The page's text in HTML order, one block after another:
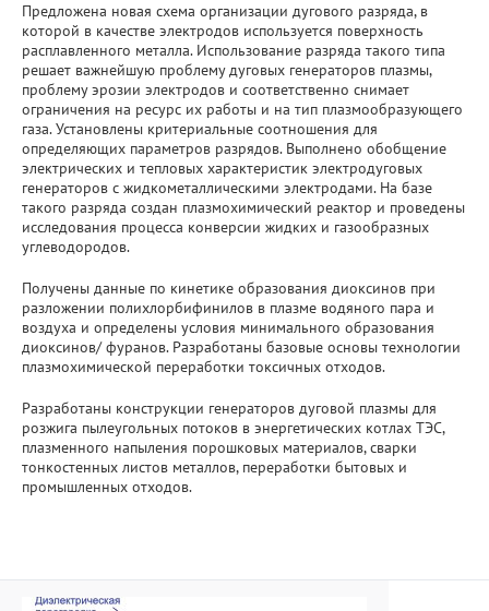
Предложена новая схема организации дугового разряда, в
которой в качестве электродов используется поверхность
расплавленного металла. Использование разряда такого типа
решает важнейшую проблему дуговых генераторов плазмы,
проблему эрозии электродов и соответственно снимает
ограничения на ресурс их работы и на тип плазмообразующего
газа. Установлены критериальные соотношения для
определяющих параметров разрядов. Выполнено обобщение
электрических и тепловых характеристик электродуговых
генераторов с жидкометаллическими электродами. На базе
такого разряда создан плазмохимический реактор и проведены
исследования процесса конверсии жидких и газообразных
углеводородов.
Получены данные по кинетике образования диоксинов при
разложении полихлорбифинилов в плазме водяного пара и
воздуха и определены условия минимального образования
диоксинов/ фуранов. Разработаны базовые основы технологии
плазмохимической переработки токсичных отходов.
Разработаны конструкции генераторов дуговой плазмы для
розжига пылеугольных потоков в энергетических котлах ТЭС,
плазменного напыления порошковых материалов, сварки
тонкостенных листов металлов, переработки бытовых и
промышленных отходов.